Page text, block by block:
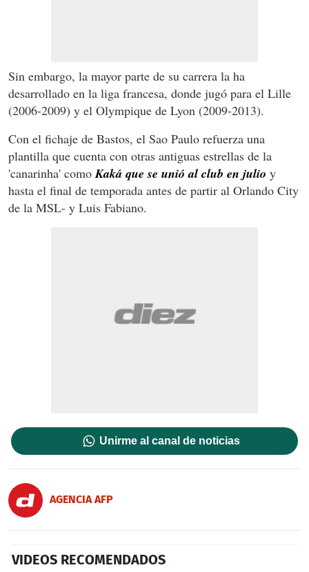
Sin embargo, la mayor parte de su carrera la ha
desarrollado en la liga francesa, donde jugó para el Lille
(2006-2009) y el Olympique de Lyon (2009-2013).
Con el fichaje de Bastos, el Sao Paulo refuerza una
plantilla que cuenta con otras antiguas estrellas de la
'canarinha' comoKaká que se unió al club en julio y
hasta el final de temporada antes de partir al Orlando City
de la MSL- y Luis Fabiano.
Unirme al canal de noticias
AGENCIA AFP
VIDEOS RECOMENDADOS